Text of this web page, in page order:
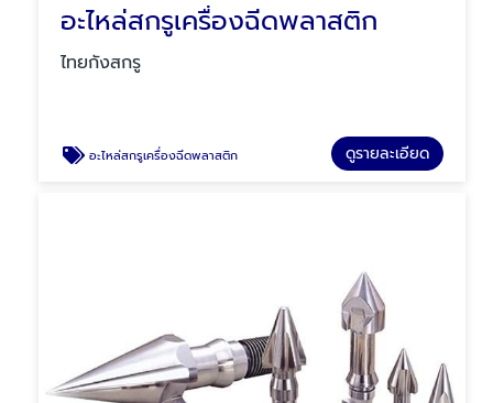
อะไหล่สกรูเครื่องฉีดพลาสติก
ไทยกังสกรู
อะไหล่สกรูเครื่องฉีดพลาสติก ดูรายละเอียด